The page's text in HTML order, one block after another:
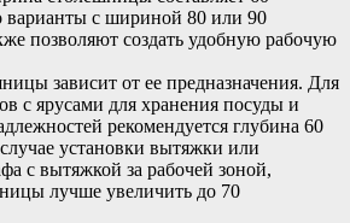
варианты с шириной 80 или 90
позволяют создать удобную рабочую
зависит от ее предназначения. Для
с ярусами для хранения посуды и
рекомендуется глубина 60
установки вытяжки или
с вытяжкой за рабочей зоной,
лучше увеличить до 70